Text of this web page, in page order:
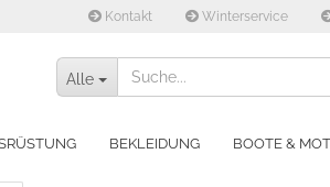
Kontakt Winterservice
Alle
BEKLEIDUNG BOOTE &